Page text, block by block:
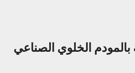
بالمودم الخلوي الصناعي